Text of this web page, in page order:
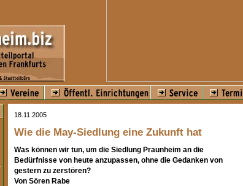
18.11.2005
Wie die May-Siedlung eine Zukunft hat
Was können wir tun, um die Siedlung Praunheim an die
Bedürfnisse von heute anzupassen, ohne die Gedanken von
gestern zu zerstören?
Von Sören Rabe